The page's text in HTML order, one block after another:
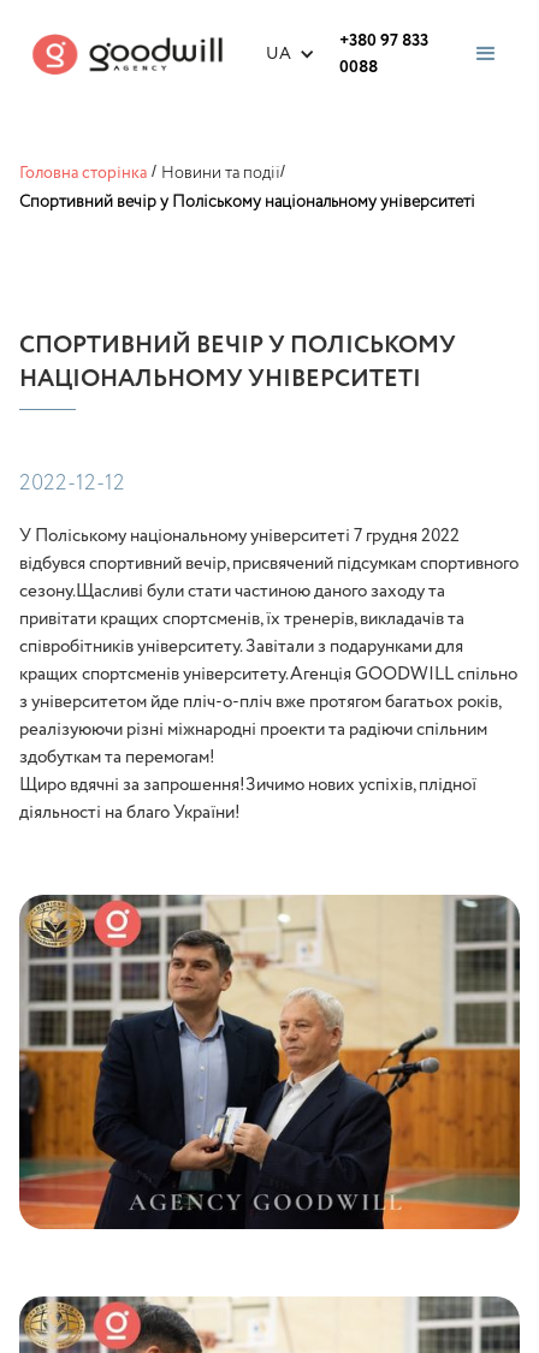
UA
+380 97 833
0088
Головна сторінка / Новини та події/
Спортивний вечір у Поліському національному університеті
СПОРТИВНИЙ ВЕЧІР У ПОЛІСЬКОМУ
НАЦІОНАЛЬНОМУ УНІВЕРСИТЕТІ
2022-12-12
У Поліському національному університеті 7 грудня 2022
відбувся спортивний вечір, присвячений підсумкам спортивного
сезону.Щасливі були стати частиною даного заходу та
привітати кращих спортсменів, їх тренерів, викладачів та
співробітників університету. Завітали з подарунками для
кращих спортсменів університету.Агенція GOODWILL спільно
з університетом йде пліч-о-пліч вже протягом багатьох років,
реалізуюючи різні міжнародні проекти та радіючи спільним
здобуткам та перемогам!
Щиро вдячні за запрошення!Зичимо нових успіхів, плідної
діяльності на благо України!